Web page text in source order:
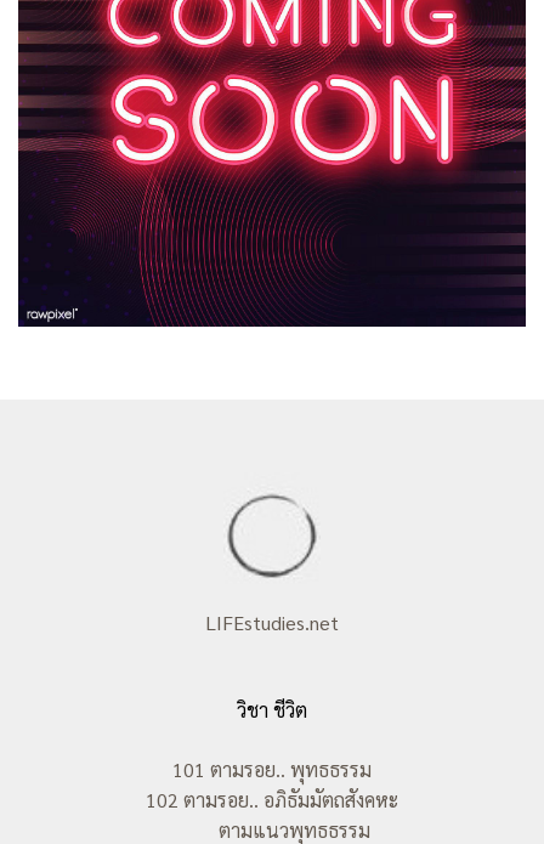
LIFEstudies.net
วิชา ชีวิต
101 ตามรอย.. พุทธธรรม
102 ตามรอย.. อภิธัมมัตถสังคหะ
ตามแนวพุทธธรรม